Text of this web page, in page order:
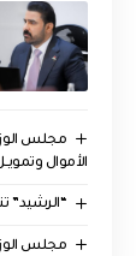
مجلس
الأموال وتمويـل
“الرشيد”
مجلس